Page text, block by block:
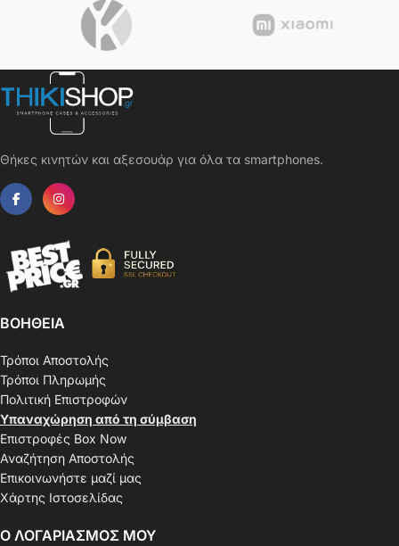
Θήκες κινητών και αξεσουάρ για όλα τα smartphones.
ΒΟΗΘΕΙΑ
Τρόποι Αποστολής
Τρόποι Πληρωμής
Πολιτική Επιστροφών
Υπαναχώρηση από τη σύμβαση
Επιστροφές Box Now
Αναζήτηση Αποστολής
Επικοινωνήστε μαζί μας
Χάρτης Ιστοσελίδας
Ο ΛΟΓΑΡΙΑΣΜΟΣ ΜΟΥ